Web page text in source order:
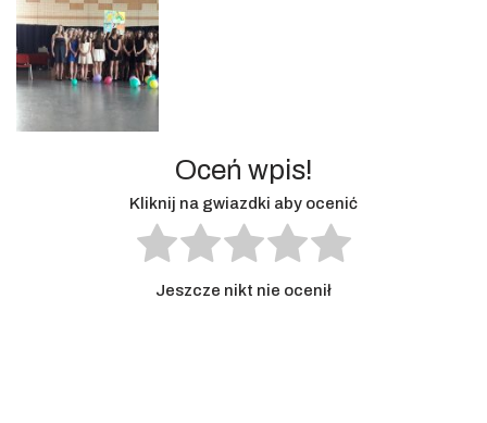
Oceń wpis!
Kliknij na gwiazdki aby ocenić
Jeszcze nikt nie ocenił